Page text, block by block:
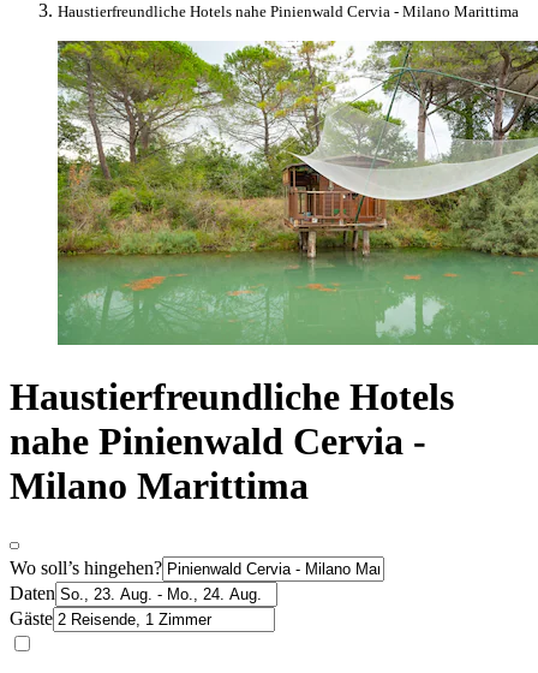
Haustierfreundliche Hotels nahe Pinienwald Cervia - Milano Marittima
Haustierfreundliche Hotels
nahe Pinienwald Cervia -
Milano Marittima
Wo soll’s hingehen?
Daten
Gäste